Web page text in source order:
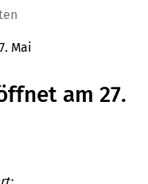
Mai
am 27.